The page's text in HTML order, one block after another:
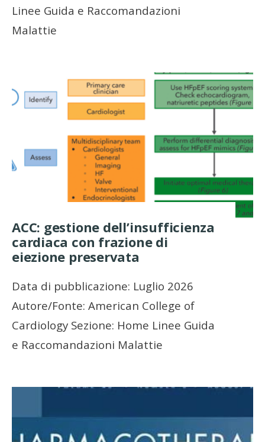
Linee Guida e Raccomandazioni
Malattie
ACC: gestione dell’insufficienza
cardiaca con frazione di
eiezione preservata
Data di pubblicazione: Luglio 2026
Autore/Fonte: American College of
Cardiology Sezione: Home Linee Guida
e Raccomandazioni Malattie